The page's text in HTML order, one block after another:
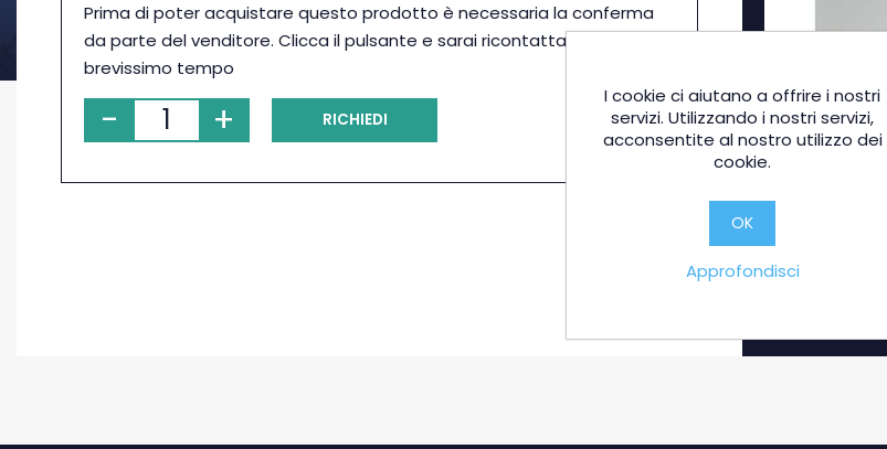
Prima di poter acquistare questo prodotto è necessaria la conferma
da parte del venditore. Clicca il pulsante e sarai ricontattato in
brevissimo tempo
- + RICHIEDI
I cookie ci aiutano a offrire i nostri
servizi. Utilizzando i nostri servizi,
acconsentite al nostro utilizzo dei
cookie.
OK
Approfondisci